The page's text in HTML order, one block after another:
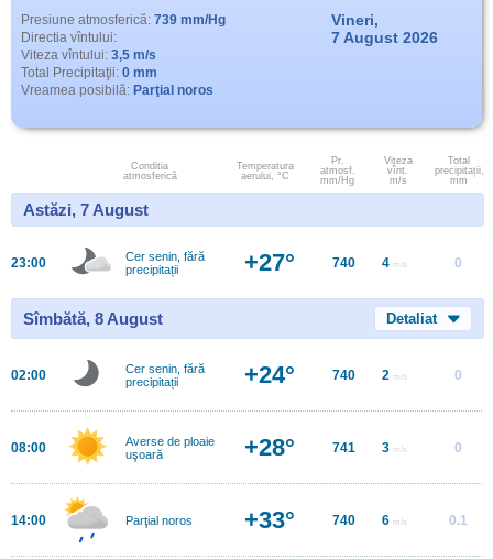
Presiune atmosferică: 739 mm/Hg
Directia vîntului:
Viteza vîntului: 3,5 m/s
Total Precipitaţii: 0 mm
Vreamea posibilă: Parţial noros
Vineri,
7 August 2026
Conditia
atmosferică
Temperatura
aerului, °C
Pr.
atmosf.
mm/Hg
Viteza
vînt.
m/s
Total
precipitații,
mm
Astăzi, 7 August
23:00
Cer senin, fără
precipitații
+27° 740 4 m/s 0
Sîmbătă, 8 August Detaliat
02:00
Cer senin, fără
precipitații
+24° 740 2 m/s 0
08:00
Averse de ploaie
uşoară
+28° 741 3 m/s 0
14:00 Parţial noros +33° 740 6 m/s 0.1